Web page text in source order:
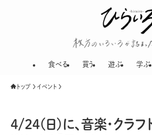
食べる 買う 遊ぶ 学ぶ
トップ イベント
4/24(日)に、音楽・クラフ